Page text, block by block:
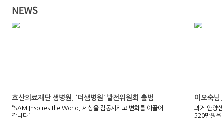
효산의료재단 샘병원, ‘더샘병원’ 발전위원회 출범
“SAM Inspires the World, 세상을 감동시키고 변화를 이끌어
갑니다”
이오숙
과거 안양
520만원을